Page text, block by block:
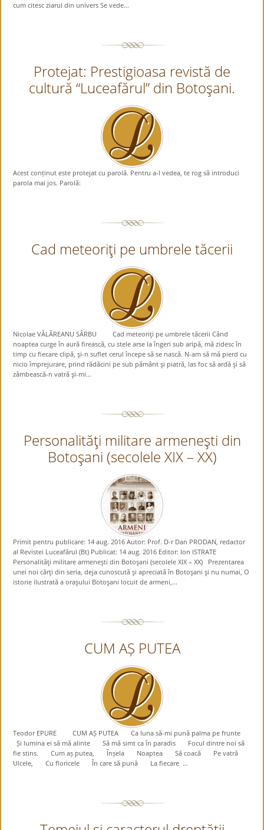
cum citesc ziarul din univers Se vede...
Protejat: Prestigioasa revistă de
cultură “Luceafărul” din Botoşani.
Acest conținut este protejat cu parolă. Pentru a-l vedea, te rog să introduci
parola mai jos. Parolă:
Cad meteoriţi pe umbrele tăcerii
Nicolae VĂLĂREANU SÂRBU Cad meteoriţi pe umbrele tăcerii Când
noaptea curge în aură firească, cu stele arse la îngeri sub aripă, mă zidesc în
timp cu fiecare clipă, şi-n suflet cerul începe să se nască. N-am să mă pierd cu
nicio împrejurare, prind rădăcini pe sub pământ şi piatră, las foc să ardă şi să
zâmbească-n vatră şi-mi...
Personalităţi militare armeneşti din
Botoşani (secolele XIX – XX)
Primit pentru publicare: 14 aug. 2016 Autor: Prof. D-r Dan PRODAN, redactor
al Revistei Luceafărul (Bt) Publicat: 14 aug. 2016 Editor: Ion ISTRATE
Personalităţi militare armeneşti din Botoşani (secolele XIX – XX) Prezentarea
unei noi cărţi din seria, deja cunoscută şi apreciată în Botoşani şi nu numai, O
istorie ilustrată a oraşului Botoşani locuit de armeni,...
CUM AȘ PUTEA
Teodor EPURE CUM AȘ PUTEA Ca luna să-mi pună palma pe frunte
Și lumina ei să mă alinte Să mă simt ca în paradis Focul dintre noi să
fie stins. Cum aș putea, Înșela Noaptea Să coacă Pe vatră
Ulcele, Cu floricele În care să pună La fiecare ...